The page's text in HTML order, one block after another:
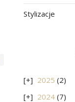
Stylizacje
2025 (2)
2024 (7)